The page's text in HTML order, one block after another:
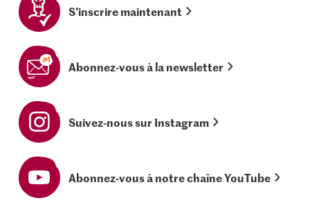
S’inscrire maintenant
Abonnez-vous à la newsletter
Suivez-nous sur Instagram
Abonnez-vous à notre chaîne YouTube